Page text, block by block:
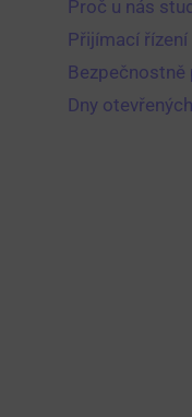
Proč u nás
Přijímací
Dny